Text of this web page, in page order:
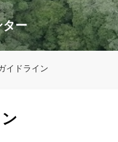
ー
イドライン